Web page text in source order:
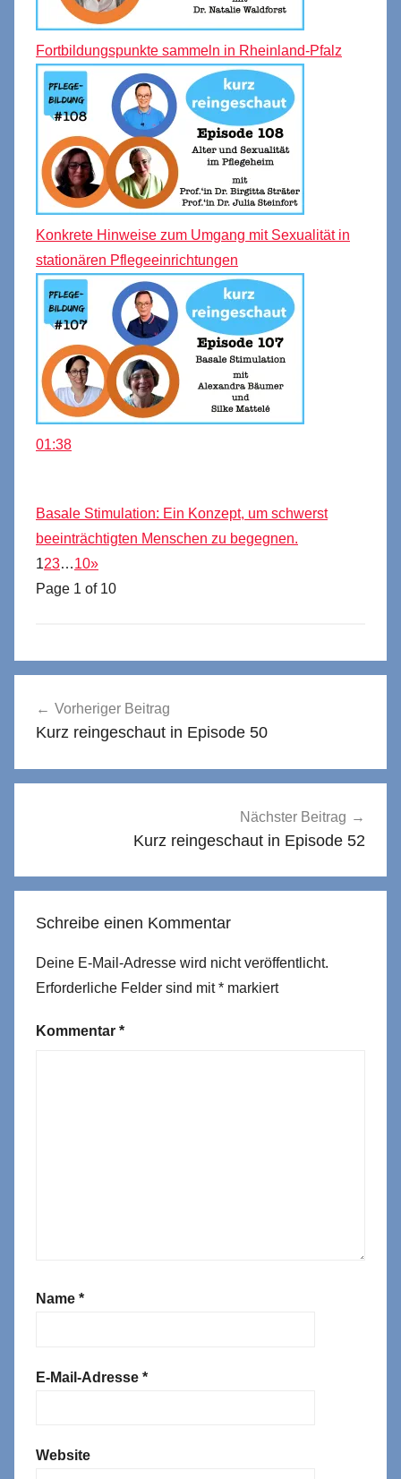
Fortbildungspunkte sammeln in Rheinland-Pfalz
Konkrete Hinweise zum Umgang mit Sexualität in
stationären Pflegeeinrichtungen
01:38
Basale Stimulation: Ein Konzept, um schwerst
beeinträchtigten Menschen zu begegnen.
123…10»
Page 1 of 10
Vorheriger Beitrag
Kurz reingeschaut in Episode 50
Nächster Beitrag
Kurz reingeschaut in Episode 52
Schreibe einen Kommentar
Deine E-Mail-Adresse wird nicht veröffentlicht.
Erforderliche Felder sind mit* markiert
Kommentar *
Name *
E-Mail-Adresse *
Website